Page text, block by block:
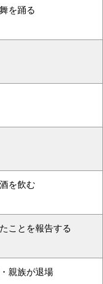
を踊る
を飲む
ことを報告する
親族が退場